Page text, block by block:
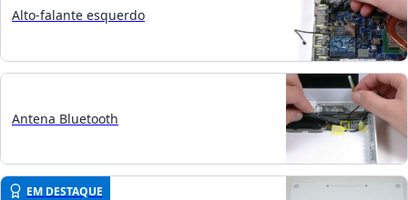
Alto-falante esquerdo
Antena Bluetooth
EM DESTAQUE